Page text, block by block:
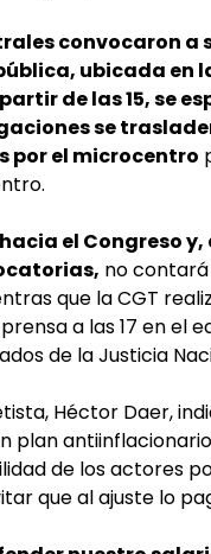
convocaron a
ubicada en
de las 15, se
se
por el microcentro
el Congreso
no
que la CGT
a las 17 en el
de la Justicia
Héctor Daer,
plan
de los actores
que al ajuste lo